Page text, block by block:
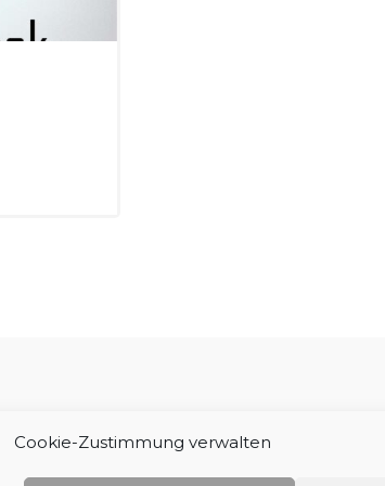
Cookie-Zustimmung verwalten